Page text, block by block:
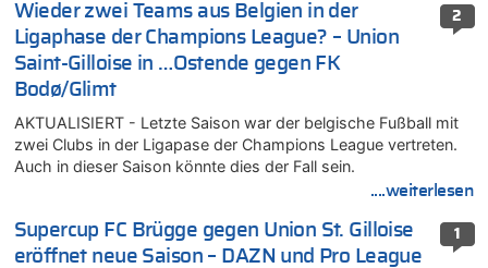
2
Wieder zwei Teams aus Belgien in der
Ligaphase der Champions League? – Union
Saint-Gilloise in …Ostende gegen FK
Bodø/Glimt
AKTUALISIERT - Letzte Saison war der belgische Fußball mit
zwei Clubs in der Ligapase der Champions League vertreten.
Auch in dieser Saison könnte dies der Fall sein.
....weiterlesen
1
Supercup FC Brügge gegen Union St. Gilloise
eröffnet neue Saison – DAZN und Pro League